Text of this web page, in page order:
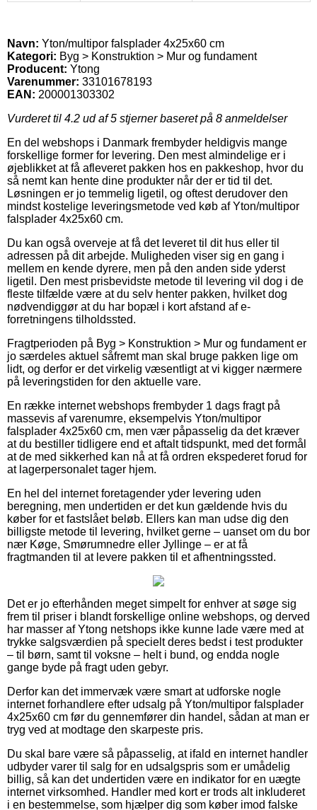
Navn: Yton/multipor falsplader 4x25x60 cm
Kategori: Byg > Konstruktion > Mur og fundament
Producent: Ytong
Varenummer: 33101678193
EAN: 200001303302
Vurderet til 4.2 ud af 5 stjerner baseret på 8 anmeldelser
En del webshops i Danmark frembyder heldigvis mange
forskellige former for levering. Den mest almindelige er i
øjeblikket at få afleveret pakken hos en pakkeshop, hvor du
så nemt kan hente dine produkter når der er tid til det.
Løsningen er jo temmelig ligetil, og oftest derudover den
mindst kostelige leveringsmetode ved køb af Yton/multipor
falsplader 4x25x60 cm.
Du kan også overveje at få det leveret til dit hus eller til
adressen på dit arbejde. Muligheden viser sig en gang i
mellem en kende dyrere, men på den anden side yderst
ligetil. Den mest prisbevidste metode til levering vil dog i de
fleste tilfælde være at du selv henter pakken, hvilket dog
nødvendiggør at du har bopæl i kort afstand af e-
forretningens tilholdssted.
Fragtperioden på Byg > Konstruktion > Mur og fundament er
jo særdeles aktuel såfremt man skal bruge pakken lige om
lidt, og derfor er det virkelig væsentligt at vi kigger nærmere
på leveringstiden for den aktuelle vare.
En række internet webshops frembyder 1 dags fragt på
massevis af varenumre, eksempelvis Yton/multipor
falsplader 4x25x60 cm, men vær påpasselig da det kræver
at du bestiller tidligere end et aftalt tidspunkt, med det formål
at de med sikkerhed kan nå at få ordren ekspederet forud for
at lagerpersonalet tager hjem.
En hel del internet foretagender yder levering uden
beregning, men undertiden er det kun gældende hvis du
køber for et fastslået beløb. Ellers kan man udse dig den
billigste metode til levering, hvilket gerne – uanset om du bor
nær Køge, Smørumnedre eller Jyllinge – er at få
fragtmanden til at levere pakken til et afhentningssted.
Det er jo efterhånden meget simpelt for enhver at søge sig
frem til priser i blandt forskellige online webshops, og derved
har masser af Ytong netshops ikke kunne lade være med at
trykke salgsværdien på specielt deres bedst i test produkter
– til børn, samt til voksne – helt i bund, og endda nogle
gange byde på fragt uden gebyr.
Derfor kan det immervæk være smart at udforske nogle
internet forhandlere efter udsalg på Yton/multipor falsplader
4x25x60 cm før du gennemfører din handel, sådan at man er
tryg ved at modtage den skarpeste pris.
Du skal bare være så påpasselig, at ifald en internet handler
udbyder varer til salg for en udsalgspris som er umådelig
billig, så kan det undertiden være en indikator for en uægte
internet virksomhed. Handler med kort er trods alt inkluderet
i en bestemmelse, som hjælper dig som køber imod falske